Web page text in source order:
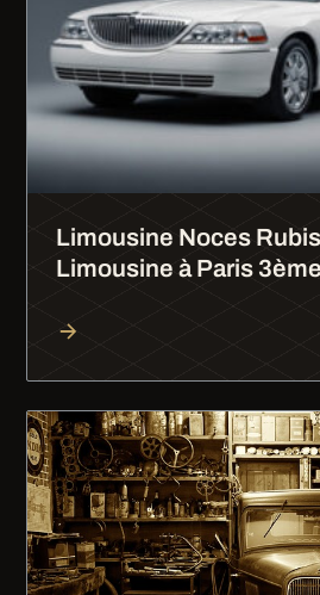
Limousine Noces
Limousine à Paris